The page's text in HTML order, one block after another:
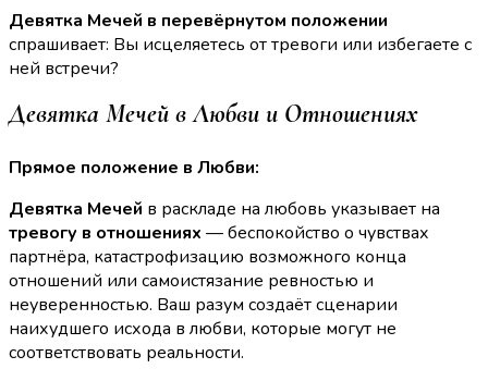
Девятка Мечей в перевёрнутом положении
спрашивает: Вы исцеляетесь от тревоги или избегаете с
ней встречи?
Девятка Мечей в Любви и Отношениях
Прямое положение в Любви:
Девятка Мечей в раскладе на любовь указывает на
тревогу в отношениях — беспокойство о чувствах
партнёра, катастрофизацию возможного конца
отношений или самоистязание ревностью и
неуверенностью. Ваш разум создаёт сценарии
наихудшего исхода в любви, которые могут не
соответствовать реальности.